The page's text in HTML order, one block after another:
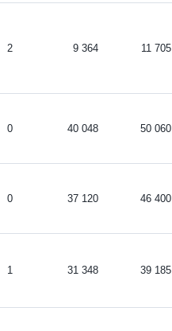
2 9 364 11 705
0 40 048 50 060
0 37 120 46 400
1 31 348 39 185